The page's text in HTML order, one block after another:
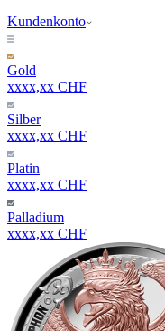
Kundenkonto
Gold
xxxx,xx CHF
Silber
xxxx,xx CHF
Platin
xxxx,xx CHF
Palladium
xxxx,xx CHF